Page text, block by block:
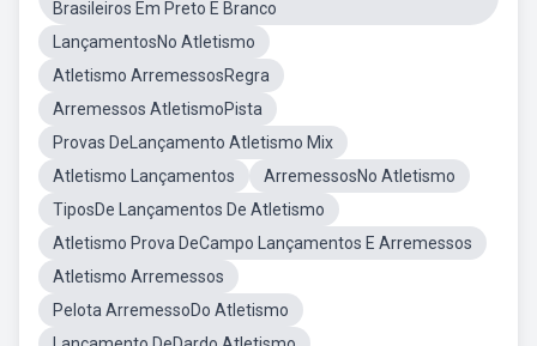
Brasileiros Em Preto E Branco
LançamentosNo Atletismo
Atletismo ArremessosRegra
Arremessos AtletismoPista
Provas DeLançamento Atletismo Mix
Atletismo Lançamentos
ArremessosNo Atletismo
TiposDe Lançamentos De Atletismo
Atletismo Prova DeCampo Lançamentos E Arremessos
Atletismo Arremessos
Pelota ArremessoDo Atletismo